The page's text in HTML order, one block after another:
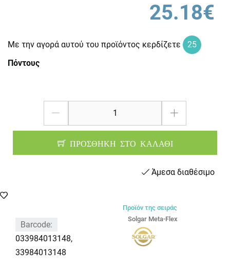
25.18€
Με την αγορά αυτού του προϊόντος κερδίζετε
25
Πόντους
ΠΡΟΣΘΗΚΗ ΣΤΟ ΚΑΛΑΘΙ
Άμεσα διαθέσιμο
Barcode:
033984013148,
33984013148
Προϊόν της σειράς
Solgar Meta-Flex